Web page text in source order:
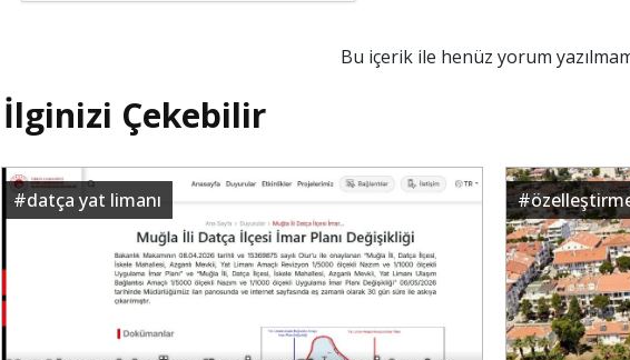
Bu içerik ile henüz yorum
İlginizi Çekebilir
#datça yat limanı #